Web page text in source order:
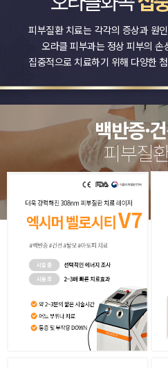
피부질환 치료는 각각의 증상과 원
오라클 피부과는 정상 피부의
집중적으로 치료하기 위해 다양한
백반증·
피부질